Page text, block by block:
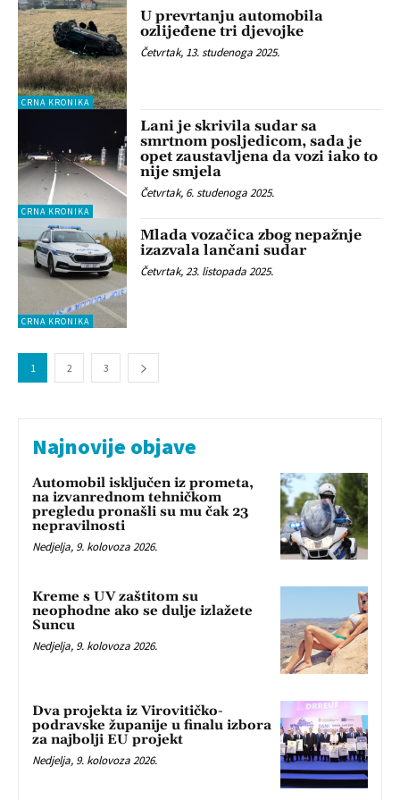
CRNA KRONIKA
U prevrtanju automobila
ozlijeđene tri djevojke
Četvrtak, 13. studenoga 2025.
CRNA KRONIKA
Lani je skrivila sudar sa
smrtnom posljedicom, sada je
opet zaustavljena da vozi iako to
nije smjela
Četvrtak, 6. studenoga 2025.
CRNA KRONIKA
Mlada vozačica zbog nepažnje
izazvala lančani sudar
Četvrtak, 23. listopada 2025.
1 2 3
Najnovije objave
Automobil isključen iz prometa,
na izvanrednom tehničkom
pregledu pronašli su mu čak 23
nepravilnosti
Nedjelja, 9. kolovoza 2026.
Kreme s UV zaštitom su
neophodne ako se dulje izlažete
Suncu
Nedjelja, 9. kolovoza 2026.
Dva projekta iz Virovitičko-
podravske županije u finalu izbora
za najbolji EU projekt
Nedjelja, 9. kolovoza 2026.